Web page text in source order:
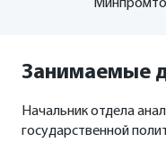
Занимаемые
Начальник отдела
государственной